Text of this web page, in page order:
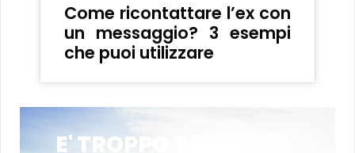
Come ricontattare l’ex con
un messaggio? 3 esempi
che puoi utilizzare
E' TROPPO TARDI PER